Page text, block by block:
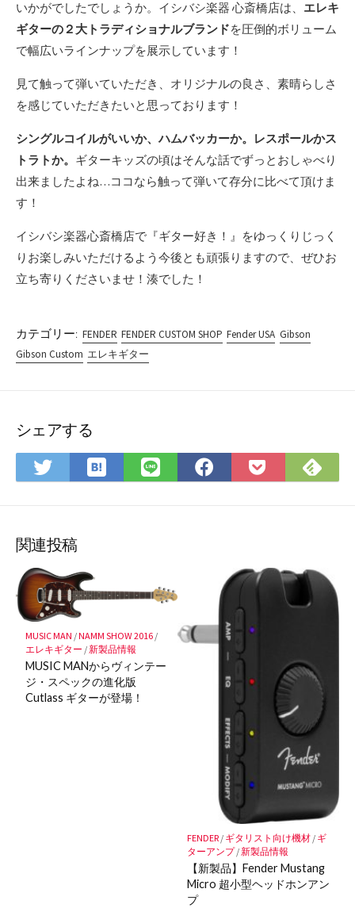
いかがでしたでしょうか。イシバシ楽器 心斎橋店は、 エレキ
ギターの２大トラディショナルブランドを圧倒的ボリューム
で幅広いラインナップを展示しています！
見て触って弾いていただき、オリジナルの良さ、素晴らしさ
を感じていただきたいと思っております！
シングルコイルがいいか、ハムバッカーか。 レスポールかス
トラトか。 ギターキッズの頃はそんな話でずっとおしゃべり
出来ましたよね…ココなら触って弾いて存分に比べて頂けま
す！
イシバシ楽器心斎橋店で『ギター好き！』をゆっくりじっく
りお楽しみいただけるよう今後とも頑張りますので、ぜひお
立ち寄りくださいませ！湊でした！
カテゴリー: FENDER FENDER CUSTOM SHOP Fender USA Gibson
Gibson Custom エレキギター
シェアする
Twitter
で
ア
は
て
ー
に
保
存
LINE
で
Facebook
で
Pocket
に
で
関連投稿
MUSIC MAN /NAMM SHOW 2016/
エレキギター /新製品情報
MUSIC MANからヴィンテー
ジ・スペックの進化版
Cutlass ギターが登場！
FENDER/ ギタリスト向け機材/ ギ
ターアンプ/新製品情報
【新製品】Fender Mustang
Micro 超小型ヘッドホンアン
プ